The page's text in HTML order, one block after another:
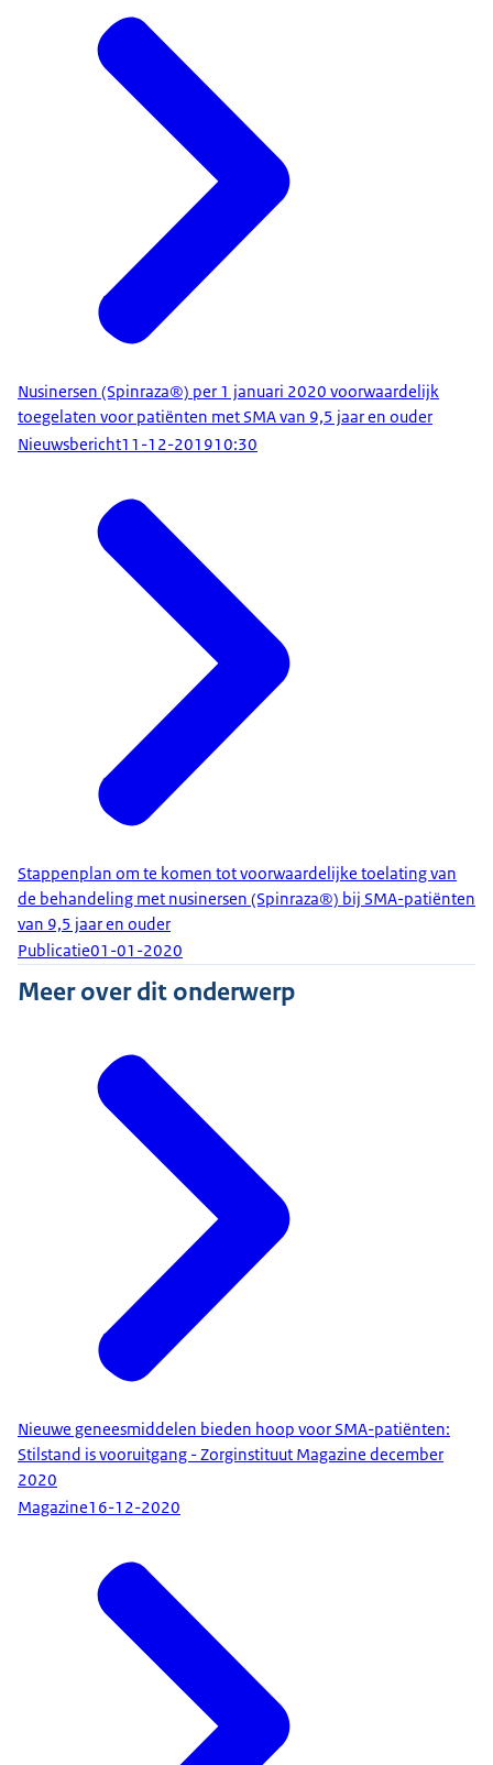
Nusinersen (Spinraza®) per 1 januari 2020 voorwaardelijk
toegelaten voor patiënten met SMA van 9,5 jaar en ouder
Nieuwsbericht11-12-201910:30
Stappenplan om te komen tot voorwaardelijke toelating van
de behandeling met nusinersen (Spinraza®) bij SMA-patiënten
van 9,5 jaar en ouder
Publicatie01-01-2020
Meer over dit onderwerp
Nieuwe geneesmiddelen bieden hoop voor SMA-patiënten:
Stilstand is vooruitgang - Zorginstituut Magazine december
2020
Magazine16-12-2020